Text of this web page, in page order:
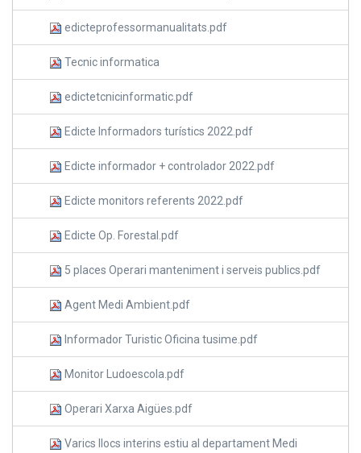
edicteprofessormanualitats.pdf
Tecnic informatica
edictetcnicinformatic.pdf
Edicte Informadors turístics 2022.pdf
Edicte informador + controlador 2022.pdf
Edicte monitors referents 2022.pdf
Edicte Op. Forestal.pdf
5 places Operari manteniment i serveis publics.pdf
Agent Medi Ambient.pdf
Informador Turistic Oficina tusime.pdf
Monitor Ludoescola.pdf
Operari Xarxa Aigües.pdf
Varics llocs interins estiu al departament Medi